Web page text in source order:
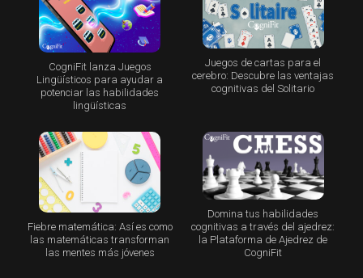
CogniFit lanza Juegos
Lingüísticos para ayudar a
potenciar las habilidades
lingüísticas
Juegos de cartas para el
cerebro: Descubre las ventajas
cognitivas del Solitario
Fiebre matemática: Así es como
las matemáticas transforman
las mentes más jóvenes
Domina tus habilidades
cognitivas a través del ajedrez:
la Plataforma de Ajedrez de
CogniFit